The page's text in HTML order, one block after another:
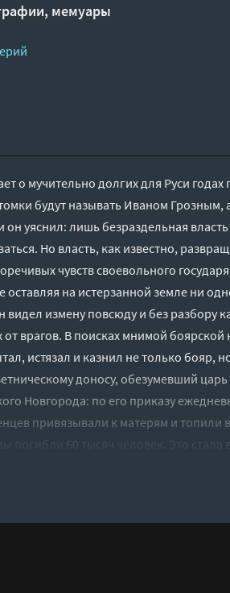
мемуары
о мучительно долгих для Руси годах
будут называть Иваном
уяснил: лишь безраздельная
Но власть, как известно,
чувств своевольного
оставляя на истерзанной земле ни
видел измену повсюду и без разбору
врагов. В поисках мнимой
истязал и казнил не только бояр,
доносу, обезумевший царь
Новгорода: по его приказу
привязывали к матерям и топили
погибли 60 тысяч человек. Это стала
яркой параллелью проступает
сумасбродства Джакомо Казановы»,